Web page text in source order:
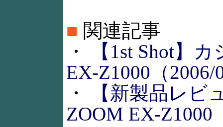
■ 関連記事
・
【1st Shot】
EX-Z1000（2006/
・
【新製品レ
ZOOM EX-Z1000